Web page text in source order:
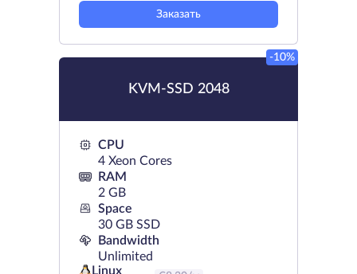
Заказать
KVM-SSD 2048
-10%
CPU
4 Xeon Cores
RAM
2 GB
Space
30 GB SSD
Bandwidth
Unlimited
Linux